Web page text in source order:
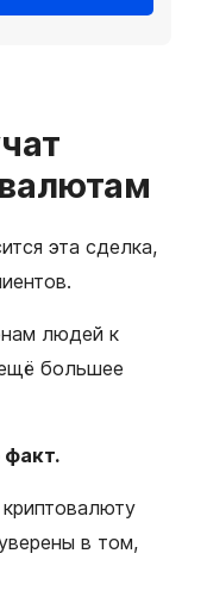
эта сделка,
людей к
большее
факт.
в том,